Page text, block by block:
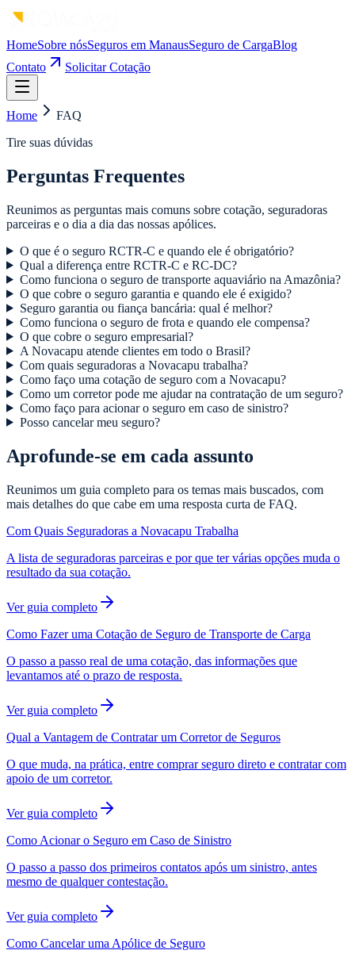
HomeSobre nósSeguros em ManausSeguro de CargaBlog
Contato
Solicitar Cotação
Home
FAQ
Tire suas dúvidas
Perguntas Frequentes
Reunimos as perguntas mais comuns sobre cotação, seguradoras
parceiras e o dia a dia das nossas apólices.
O que é o seguro RCTR-C e quando ele é obrigatório?
Qual a diferença entre RCTR-C e RC-DC?
Como funciona o seguro de transporte aquaviário na Amazônia?
O que cobre o seguro garantia e quando ele é exigido?
Seguro garantia ou fiança bancária: qual é melhor?
Como funciona o seguro de frota e quando ele compensa?
O que cobre o seguro empresarial?
A Novacapu atende clientes em todo o Brasil?
Com quais seguradoras a Novacapu trabalha?
Como faço uma cotação de seguro com a Novacapu?
Como um corretor pode me ajudar na contratação de um seguro?
Como faço para acionar o seguro em caso de sinistro?
Posso cancelar meu seguro?
Aprofunde-se em cada assunto
Reunimos um guia completo para os temas mais buscados, com
mais detalhes do que cabe em uma resposta curta de FAQ.
Com Quais Seguradoras a Novacapu Trabalha
A lista de seguradoras parceiras e por que ter várias opções muda o
resultado da sua cotação.
Ver guia completo
Como Fazer uma Cotação de Seguro de Transporte de Carga
O passo a passo real de uma cotação, das informações que
levantamos até o prazo de resposta.
Ver guia completo
Qual a Vantagem de Contratar um Corretor de Seguros
O que muda, na prática, entre comprar seguro direto e contratar com
apoio de um corretor.
Ver guia completo
Como Acionar o Seguro em Caso de Sinistro
O passo a passo dos primeiros contatos após um sinistro, antes
mesmo de qualquer contestação.
Ver guia completo
Como Cancelar uma Apólice de Seguro